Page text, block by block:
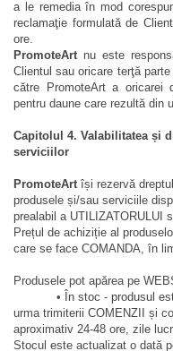
a le remedia în mod
reclamaţie formulată de
ore.
PromoteArtnu este
Clientul sau oricare terţă
către PromoteArt a oricarei
pentru daune care rezultă din
Capitolul 4. Valabilitatea și
serviciilor
PromoteArtîși rezervă
produsele și/sau serviciile
prealabil a UTILIZATORULUI
Prețul de achiziție al
care se face COMANDA, în
Produsele pot apărea pe
• În stoc - produsul este
urma trimiterii COMENZII și
aproximativ 24-48 ore, zile
Stocul este actualizat o dată